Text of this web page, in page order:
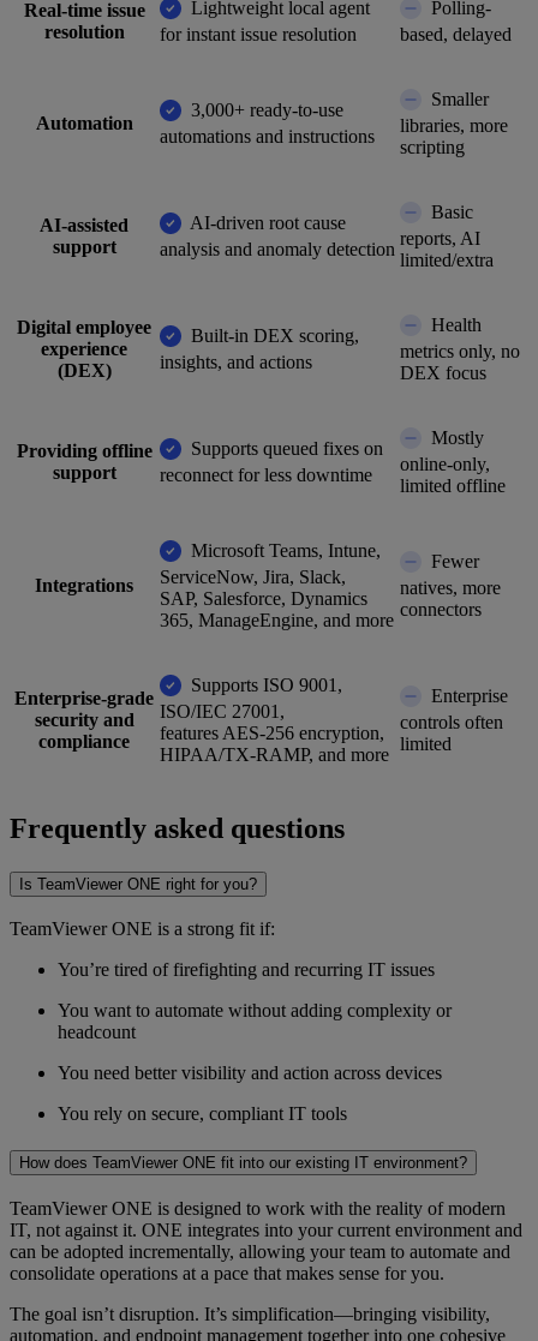
Real-time issue
resolution
Lightweight local agent
for instant issue resolution
Polling-
based, delayed
Automation
3,000+ ready-to-use
automations and instructions
Smaller
libraries, more
scripting
AI-assisted
support
AI-driven root cause
analysis and anomaly detection
Basic
reports, AI
limited/extra
Digital employee
experience
(DEX)
Built-in DEX scoring,
insights, and actions
Health
metrics only, no
DEX focus
Providing offline
support
Supports queued fixes on
reconnect for less downtime
Mostly
online-only,
limited offline
Integrations
Microsoft Teams, Intune,
ServiceNow, Jira, Slack,
SAP, Salesforce, Dynamics
365, ManageEngine, and more
Fewer
natives, more
connectors
Enterprise-grade
security and
compliance
Supports ISO 9001,
ISO/IEC 27001,
features AES-256 encryption,
HIPAA/TX-RAMP, and more
Enterprise
controls often
limited
Frequently asked questions
Is TeamViewer ONE right for you?
TeamViewer ONE is a strong fit if:
You’re tired of firefighting and recurring IT issues
You want to automate without adding complexity or
headcount
You need better visibility and action across devices
You rely on secure, compliant IT tools
How does TeamViewer ONE fit into our existing IT environment?
TeamViewer ONE is designed to work with the reality of modern
IT, not against it. ONE integrates into your current environment and
can be adopted incrementally, allowing your team to automate and
consolidate operations at a pace that makes sense for you.
The goal isn’t disruption. It’s simplification—bringing visibility,
automation, and endpoint management together into one cohesive